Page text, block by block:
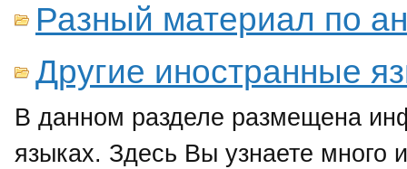
Разный материал по
Другие иностранные
В данном разделе размещена
языках. Здесь Вы узнаете много